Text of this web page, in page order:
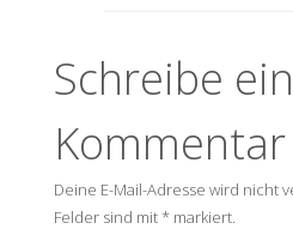
Schreibe
Kommentar
Deine E-Mail-Adresse wird nicht
Felder sind mit*markiert.